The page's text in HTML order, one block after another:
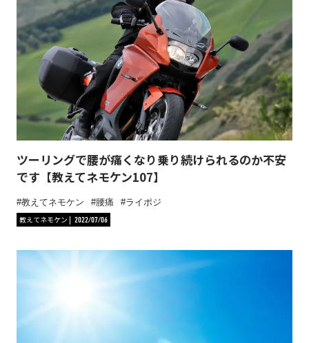
ツーリングで腰が痛くなり乗り続けられるのか不安
です【教えてネモケン107】
教えてネモケン 腰痛
ライポジ
教えてネモケン
2022/07/06